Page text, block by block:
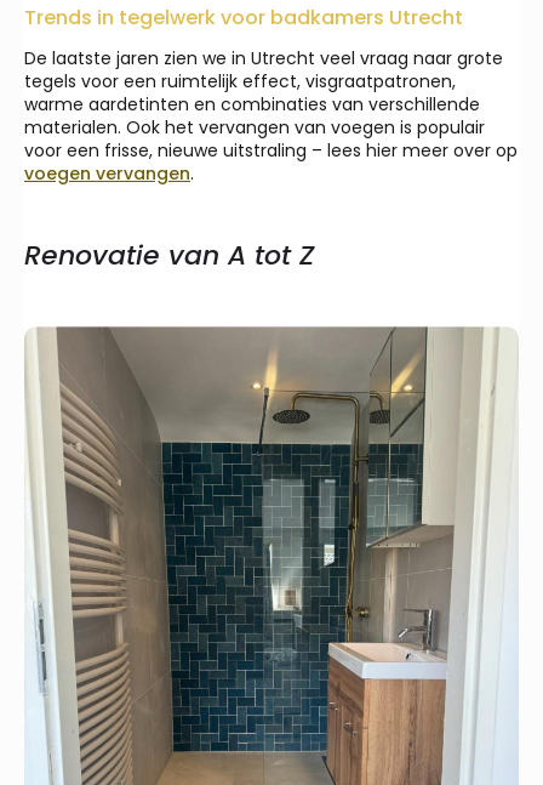
Trends in tegelwerk voor badkamers Utrecht
De laatste jaren zien we in Utrecht veel vraag naar grote
tegels voor een ruimtelijk effect, visgraatpatronen,
warme aardetinten en combinaties van verschillende
materialen. Ook het vervangen van voegen is populair
voor een frisse, nieuwe uitstraling – lees hier meer over op
voegen vervangen.
Renovatie van A tot Z